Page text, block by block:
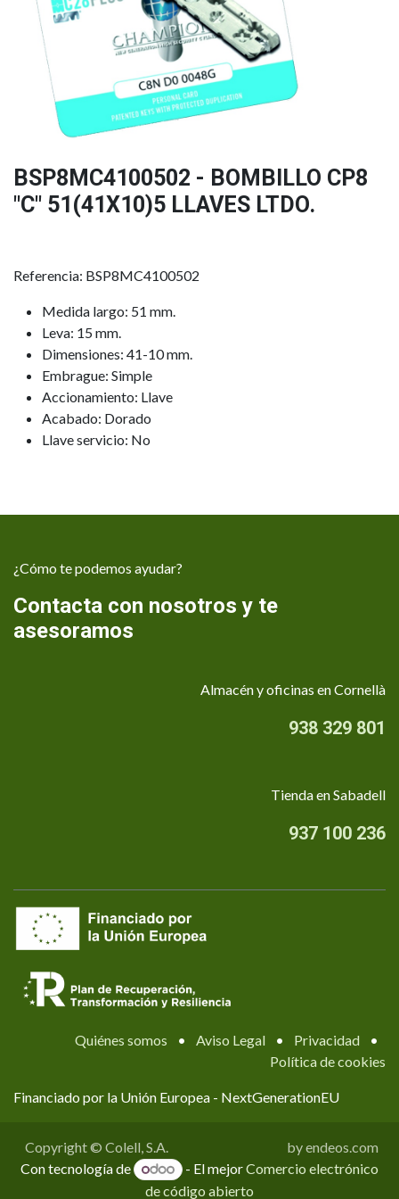
BSP8MC4100502 - BOMBILLO CP8
"C" 51(41X10)5 LLAVES LTDO.
Referencia: BSP8MC4100502
Medida largo: 51 mm.
Leva: 15 mm.
Dimensiones: 41-10 mm.
Embrague: Simple
Accionamiento: Llave
Acabado: Dorado
Llave servicio: No
¿Cómo te podemos ayudar?
Contacta con nosotros y te
asesoramos
Almacén y oficinas en Cornellà
938 329 801
Tienda en Sabadell
937 100 236
Quiénes somos • Aviso Legal • Privacidad
•
Política de cookies
Financiado por la Unión Europea - NextGenerationEU
Copyright © Colell, S.A.
by endeos.com
Con tecnología de
- El mejorComercio electrónico
de código abierto